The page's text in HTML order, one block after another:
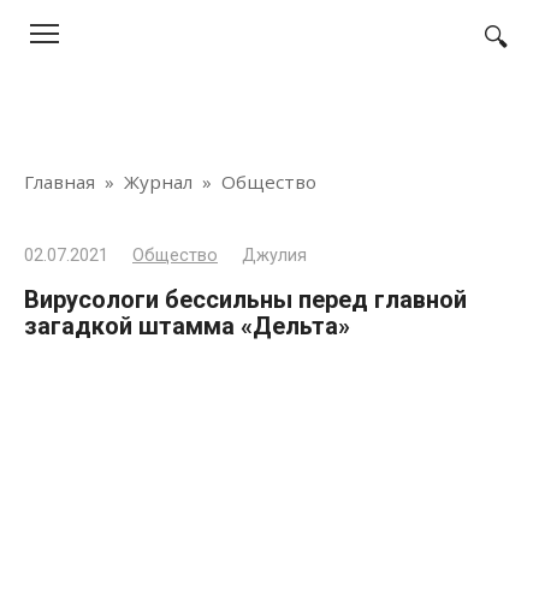
Главная » Журнал » Общество
02.07.2021 Общество Джулия
Вирусологи бессильны перед главной
загадкой штамма «Дельта»